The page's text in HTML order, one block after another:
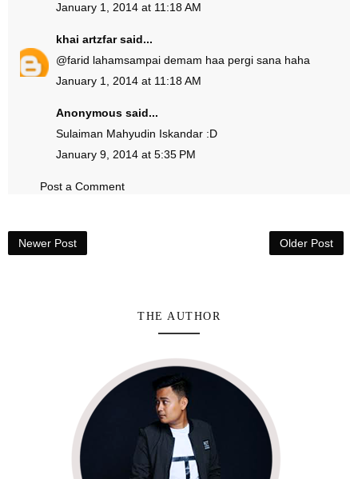
January 1, 2014 at 11:18 AM
khai artzfarsaid...
@farid lahamsampai demam haa pergi sana haha
January 1, 2014 at 11:18 AM
Anonymous said...
Sulaiman Mahyudin Iskandar :D
January 9, 2014 at 5:35 PM
Post a Comment
Newer Post Older Post
THE AUTHOR